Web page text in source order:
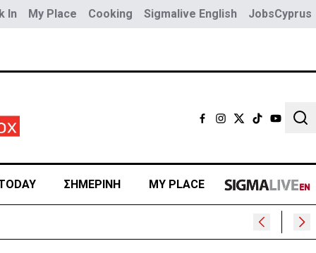
In My Place Cooking Sigmalive English JobsCyprus
ΣΗΜΕΡΙΝΗ MY PLACE